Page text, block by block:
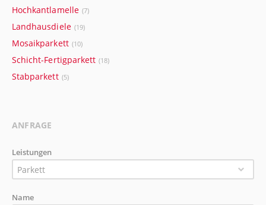
Hochkantlamelle (7)
Landhausdiele (19)
Mosaikparkett (10)
Schicht-Fertigparkett (18)
Stabparkett (5)
ANFRAGE
Leistungen
Parkett
Name